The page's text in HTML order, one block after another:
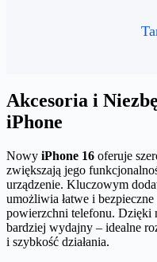
Akcesoria i
iPhone
Nowy iPhone 16 oferuje
zwiększają jego
urządzenie. Kluczowym
umożliwia łatwe i
powierzchni telefonu. Dzięki
bardziej wydajny – idealne
i szybkość działania.